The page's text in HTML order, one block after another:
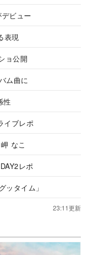
ビュー
表現
ョ公開
ム曲に
性
イブレポ
なこ
レポ
ッタイム」
23:11更新